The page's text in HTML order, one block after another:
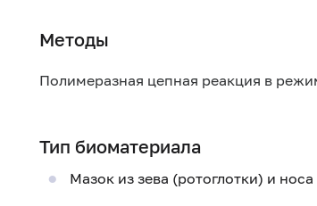
Методы
Полимеразная цепная реакция в
Тип биоматериала
Мазок из зева (ротоглотки) и носа